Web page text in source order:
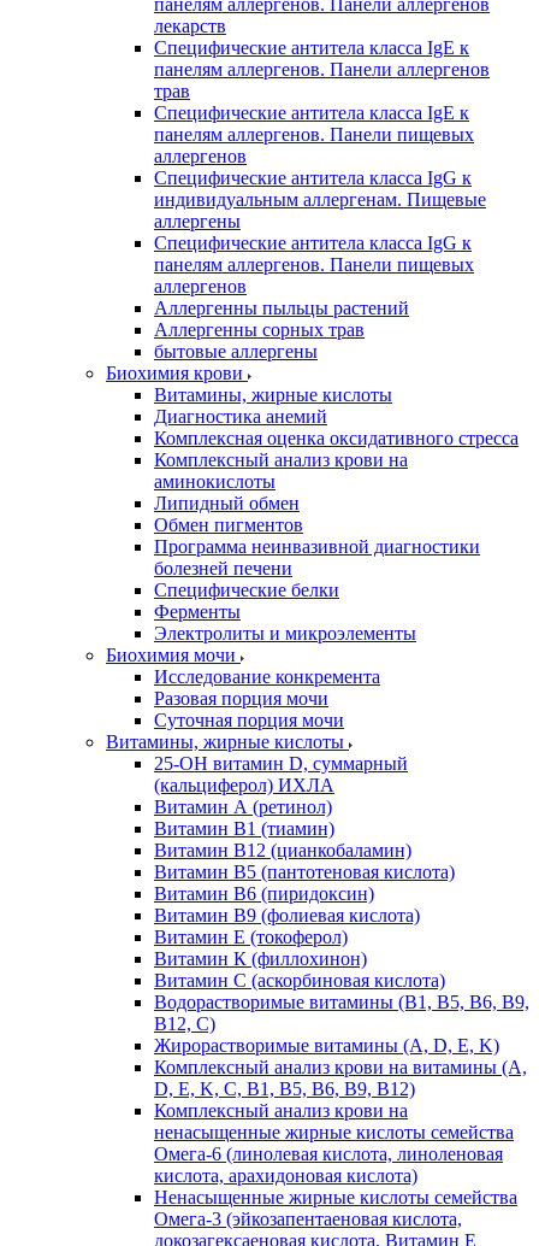
панелям аллергенов. Панели аллергенов
лекарств
Специфические антитела класса IgE к
панелям аллергенов. Панели аллергенов
трав
Специфические антитела класса IgE к
панелям аллергенов. Панели пищевых
аллергенов
Специфические антитела класса IgG к
индивидуальным аллергенам. Пищевые
аллергены
Специфические антитела класса IgG к
панелям аллергенов. Панели пищевых
аллергенов
Аллергенны пыльцы растений
Аллергенны сорных трав
бытовые аллергены
Биохимия крови
Витамины, жирные кислоты
Диагностика анемий
Комплексная оценка оксидативного стресса
Комплексный анализ крови на
аминокислоты
Липидный обмен
Обмен пигментов
Программа неинвазивной диагностики
болезней печени
Специфические белки
Ферменты
Электролиты и микроэлементы
Биохимия мочи
Исследование конкремента
Разовая порция мочи
Суточная порция мочи
Витамины, жирные кислоты
25-OH витамин D, суммарный
(кальциферол) ИХЛА
Витамин А (ретинол)
Витамин В1 (тиамин)
Витамин В12 (цианкобаламин)
Витамин В5 (пантотеновая кислота)
Витамин В6 (пиридоксин)
Витамин В9 (фолиевая кислота)
Витамин Е (токоферол)
Витамин К (филлохинон)
Витамин С (аскорбиновая кислота)
Водорастворимые витамины (B1, B5, B6, В9,
В12, С)
Жирорастворимые витамины (A, D, E, K)
Комплексный анализ крови на витамины (A,
D, E, K, C, B1, B5, B6, В9, B12)
Комплексный анализ крови на
ненасыщенные жирные кислоты семейства
Омега-6 (линолевая кислота, линоленовая
кислота, арахидоновая кислота)
Ненасыщенные жирные кислоты семейства
Омега-3 (эйкозапентаеновая кислота,
докозагексаеновая кислота, Витамин E